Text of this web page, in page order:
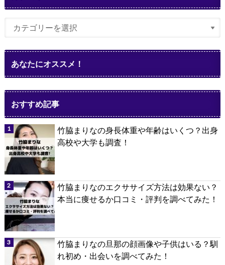
あなたにオススメ！
おすすめ記事
竹脇まりなの身長体重や年齢はいくつ？出身
高校や大学も調査！
竹脇まりなのエクササイズ方法は効果ない？
本当に痩せるか口コミ・評判を調べてみた！
竹脇まりなの旦那の顔画像や子供はいる？馴
れ初め・出会いを調べてみた！